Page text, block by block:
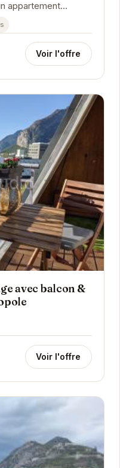
appartement
placé à...
Voir l'offre
avec balcon &
Voir l'offre